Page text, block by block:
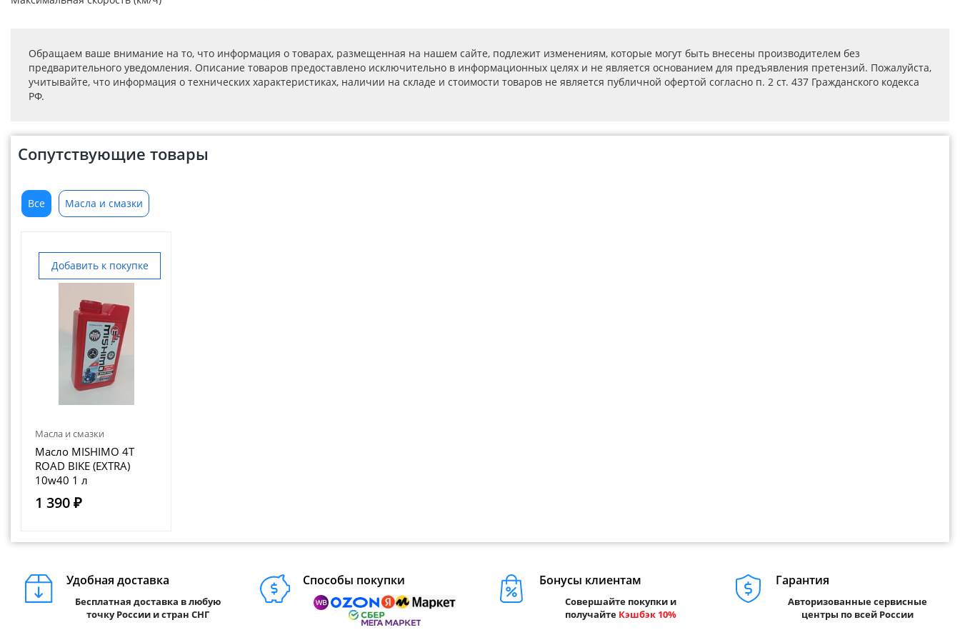
Обращаем ваше внимание на то, что информация о товарах, размещенная на нашем сайте, подлежит изменениям, которые могут быть внесены производителем без
предварительного уведомления. Описание товаров предоставлено исключительно в информационных целях и не является основанием для предъявления претензий. Пожалуйста,
учитывайте, что информация о технических характеристиках, наличии на складе и стоимости товаров не является публичной офертой согласно п. 2 ст. 437 Гражданского кодекса
РФ.
Сопутствующие товары
Все Масла и смазки
Добавить к покупке
Масла и смазки
Масло MISHIMO 4T
ROAD BIKE (EXTRA)
10w40 1 л
1 390 ₽
Удобная доставка
Бесплатная доставка в любую
точку России и стран СНГ
Способы покупки Бонусы клиентам
Совершайте покупки и
получайте Кэшбэк 10%
Гарантия
Авторизованные сервисные
центры по всей России